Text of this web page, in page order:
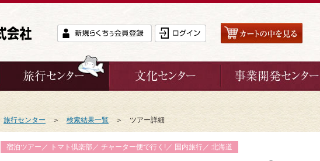
旅行センター ＞ 検索結果一覧 ＞ ツアー詳細
宿泊ツアー／ トマト倶楽部／ チャーター便で行く!／ 国内旅行／ 北海道